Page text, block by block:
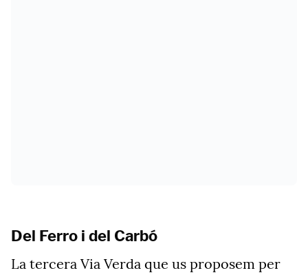
Del Ferro i del Carbó
La tercera Via Verda que us proposem per